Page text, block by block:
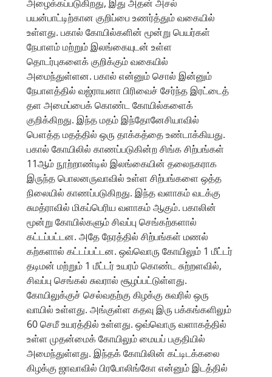
அழைக்கப்படுகிறது, இது அதன் அசல்
பயன்பாட்டிற்கான குறிப்பை உணர்த்தும் வகையில்
உள்ளது. பகால் கோயில்களின் மூன்று பெயர்கள்
நேபாளம் மற்றும் இலங்கையுடன் உள்ள
தொடர்புகளைக் குறிக்கும் வகையில்
அமைந்துள்ளன. பகால் என்னும் சொல் இன்னும்
நேபாளத்தில் வஜ்ராயனா பிரிவைச் சேர்ந்த இரட்டைத்
தள அமைப்பைக் கொண்ட கோயில்களைக்
குறிக்கிறது. இந்த மதம் இந்தோனேசியாவில்
பௌத்த மதத்தில் ஒரு தாக்கத்தை உண்டாக்கியது.
பகால் கோயிலில் காணப்படுகின்ற சிங்க சிற்பங்கள்
11ஆம் நூற்றாண்டில் இலங்கையின் தலைநகராக
இருந்த பொலனருவாவில் உள்ள சிற்பங்களை ஒத்த
நிலையில் காணப்படுகிறது. இந்த வளாகம் வடக்கு
சுமத்ராவில் மிகப்பெரிய வளாகம் ஆகும். பகாலின்
மூன்று கோயில்களும் சிவப்பு செங்கற்களால்
கட்டப்பட்டன. அதே நேரத்தில் சிற்பங்கள் மணல்
கற்களால் கட்டப்பட்டன. ஒவ்வொரு கோயிலும் 1 மீட்டர்
தடிமன் மற்றும் 1 மீட்டர் உயரம் கொண்ட சுற்றளவில்,
சிவப்பு செங்கல் சுவரால் சூழப்பட்டுள்ளது.
கோயிலுக்குச் செல்வதற்கு கிழக்கு சுவரில் ஒரு
வாயில் உள்ளது. அங்குள்ள கதவு இரு பக்கங்களிலும்
60 செமீ உயரத்தில் உள்ளது. ஒவ்வொரு வளாகத்தில்
உள்ள முதன்மைக் கோயிலும் மையப் பகுதியில்
அமைந்துள்ளது. இந்தக் கோயிலின் கட்டிடக்கலை
கிழக்கு ஜாவாவில் பிரபோலிங்கோ என்னும் இடத்தில்